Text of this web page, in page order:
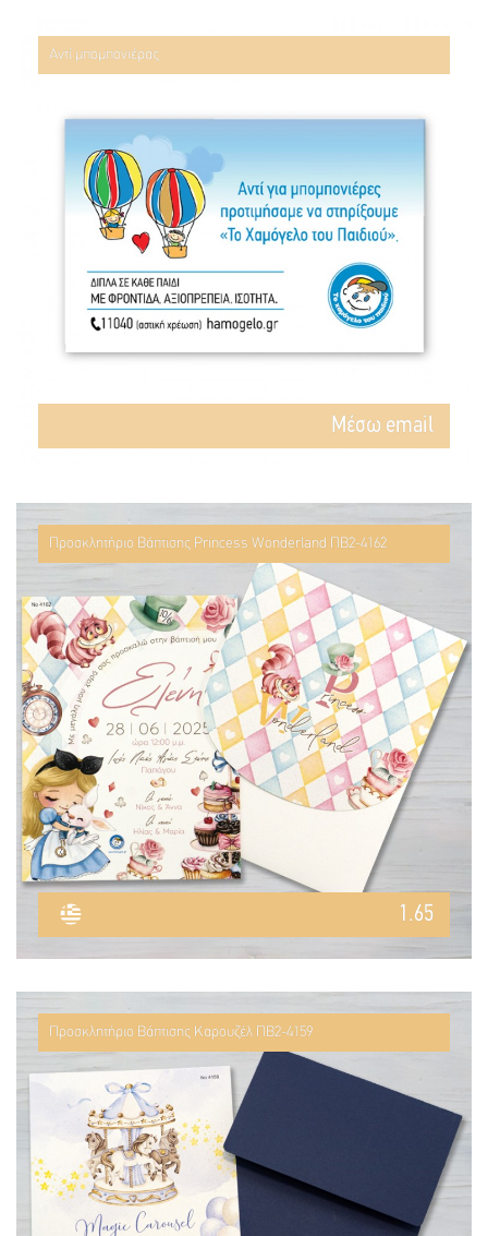
Αντί μπομπονιέρας
Mέσω email
Προσκλητήριο Βάπτισης Princess Wonderland ΠΒ2-4162
1.65
Προσκλητήριο Βάπτισης Καρουζέλ ΠΒ2-4159